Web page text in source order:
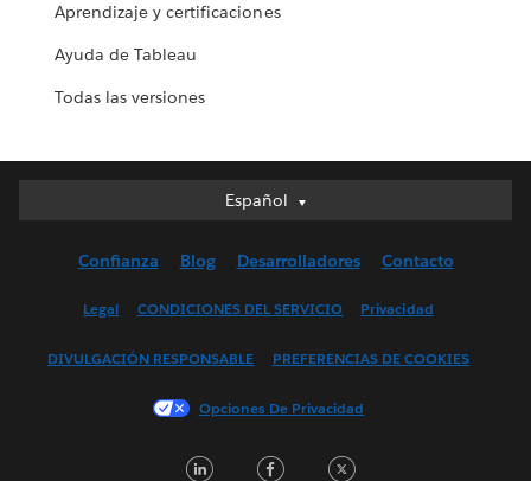
Aprendizaje y certificaciones
Ayuda de Tableau
Todas las versiones
Español
Español
English (UK)
Français (France)
한국어
Confianza Blog Desarrolladores Contacto
Legal CONDICIONES DEL SERVICIO Privacidad
DIVULGACIÓN RESPONSABLE PREFERENCIAS DE COOKIES
Opciones De Privacidad
LinkedInFacebook